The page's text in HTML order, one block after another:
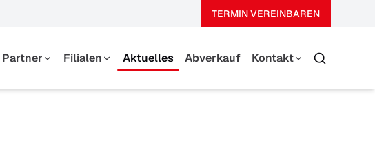
TERMIN VEREINBAREN
Partner
Hersteller
Filialen
Thierhaupten
Aktuelles Abverkauf Kontakt
Team
Suche